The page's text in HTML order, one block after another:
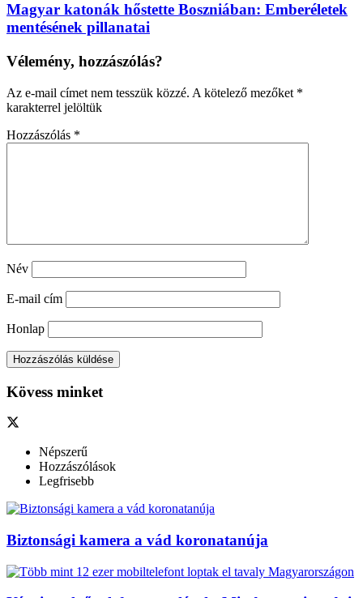
Magyar katonák hőstette Boszniában: Emberéletek
mentésének pillanatai
Vélemény, hozzászólás?
Az e-mail címet nem tesszük közzé. A kötelező mezőket *
karakterrel jelöltük
Hozzászólás *
Név
E-mail cím
Honlap
Kövess minket
Népszerű
Hozzászólások
Legfrisebb
Biztonsági kamera a vád koronatanúja